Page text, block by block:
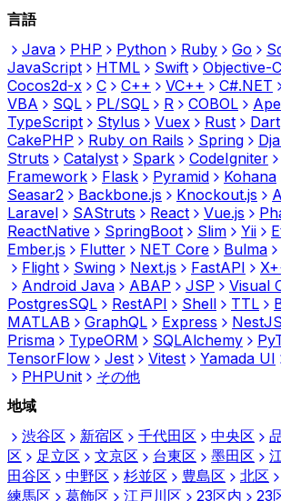
言語
Java
PHP Python Ruby Go
JavaScript
HTML Swift Objective-C
Cocos2d-x
C C++ VC++ C#.NET
VBA
SQL PL/SQL R COBOL
TypeScript
Stylus Vuex Rust Dart
CakePHP
Ruby on Rails Spring
Struts
Catalyst Spark CodeIgniter
Framework
Flask Pyramid Kohana
Seasar2
Backbone.js Knockout.js
Laravel
SAStruts React Vue.js
ReactNative
SpringBoot Slim Yii
Ember.js
Flutter NET Core Bulma
Flight
Swing Next.js FastAPI
Android Java
ABAP JSP
Visual
PostgresSQL
RestAPI Shell TTL
MATLAB
GraphQL Express NestJS
Prisma
TypeORM SQLAlchemy
TensorFlow
Jest Vitest Yamada UI
PHPUnit
その他
地域
渋谷区
新宿区 千代田区 中央区
区
足立区 文京区 台東区 墨田区
田谷区
中野区 杉並区 豊島区 北区
練馬区
葛飾区 江戸川区 23区内 23